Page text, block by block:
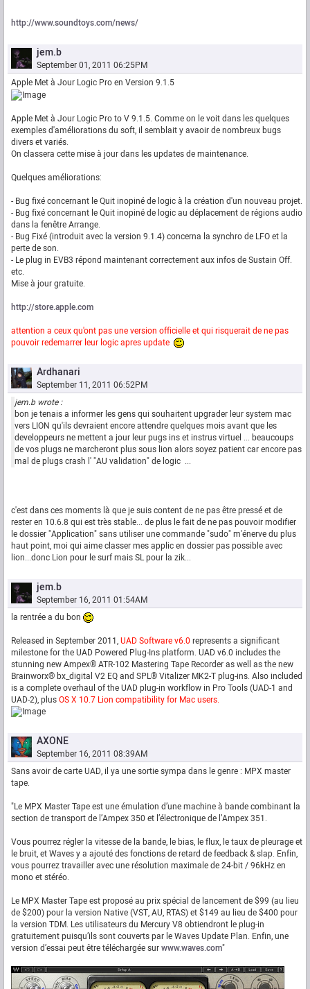
http://www.soundtoys.com/news/
jem.b
September 01, 2011 06:25PM
Apple Met à Jour Logic Pro en Version 9.1.5
Apple Met à Jour Logic Pro to V 9.1.5. Comme on le voit dans les quelques
exemples d'améliorations du soft, il semblait y avaoir de nombreux bugs
divers et variés.
On classera cette mise à jour dans les updates de maintenance.
Quelques améliorations:
- Bug fixé concernant le Quit inopiné de logic à la création d'un nouveau projet.
- Bug fixé concernant le Quit inopiné de logic au déplacement de régions audio
dans la fenêtre Arrange.
- Bug Fixé (introduit avec la version 9.1.4) concerna la synchro de LFO et la
perte de son.
- Le plug in EVB3 répond maintenant correctement aux infos de Sustain Off.
etc.
Mise à jour gratuite.
http://store.apple.com
attention a ceux qu'ont pas une version officielle et qui risquerait de ne pas
pouvoir redemarrer leur logic apres update
Ardhanari
September 11, 2011 06:52PM
jem.b wrote :
bon je tenais a informer les gens qui souhaitent upgrader leur system mac
vers LION qu'ils devraient encore attendre quelques mois avant que les
developpeurs ne mettent a jour leur pugs ins et instrus virtuel ... beaucoups
de vos plugs ne marcheront plus sous lion alors soyez patient car encore pas
mal de plugs crash l' "AU validation" de logic ...
c'est dans ces moments là que je suis content de ne pas être pressé et de
rester en 10.6.8 qui est très stable... de plus le fait de ne pas pouvoir modifier
le dossier "Application" sans utiliser une commande "sudo" m'énerve du plus
haut point, moi qui aime classer mes applic en dossier pas possible avec
lion...donc Lion pour le surf mais SL pour la zik...
jem.b
September 16, 2011 01:54AM
la rentrée a du bon
Released in September 2011,UAD Software v6.0 represents a significant
milestone for the UAD Powered Plug-Ins platform. UAD v6.0 includes the
stunning new Ampex® ATR-102 Mastering Tape Recorder as well as the new
Brainworx® bx_digital V2 EQ and SPL® Vitalizer MK2-T plug-ins. Also included
is a complete overhaul of the UAD plug-in workflow in Pro Tools (UAD-1 and
UAD-2), plusOS X 10.7 Lion compatibility for Mac users.
AXONE
September 16, 2011 08:39AM
Sans avoir de carte UAD, il ya une sortie sympa dans le genre : MPX master
tape.
"Le MPX Master Tape est une émulation d’une machine à bande combinant la
section de transport de l’Ampex 350 et l’électronique de l’Ampex 351.
Vous pourrez régler la vitesse de la bande, le bias, le flux, le taux de pleurage et
le bruit, et Waves y a ajouté des fonctions de retard de feedback & slap. Enfin,
vous pourrez travailler avec une résolution maximale de 24-bit / 96kHz en
mono et stéréo.
Le MPX Master Tape est proposé au prix spécial de lancement de $99 (au lieu
de $200) pour la version Native (VST, AU, RTAS) et $149 au lieu de $400 pour
la version TDM. Les utilisateurs du Mercury V8 obtiendront le plug-in
gratuitement puisqu’ils sont couverts par le Waves Update Plan. Enfin, une
version d’essai peut être téléchargée surwww.waves.com"